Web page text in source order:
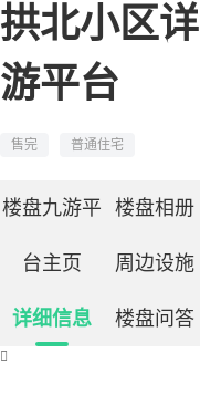
拱北小区
游平台
售完 普通住宅
楼盘九游平
台主页
楼盘相册
周边设施
详细信息 楼盘问答
